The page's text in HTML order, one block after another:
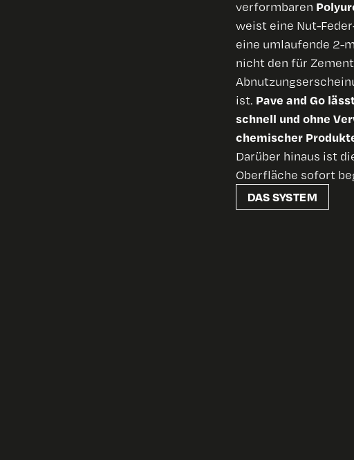
verformbaren
weist eine Nut-
eine umlaufende 2-
nicht den für
ist. Pave and Go
schnell und ohne
chemischer
Darüber hinaus ist
Oberfläche sofort
DAS SYSTEM